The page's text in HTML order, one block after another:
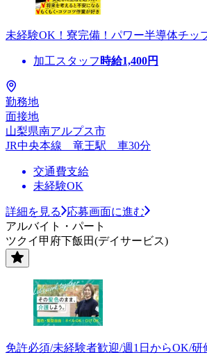
未経験OK！寮完備！パワー半導体チッ
加工スタッフ 時給1,400円
勤務地
面接地
山梨県南アルプス市
JR中央本線 竜王駅 車30分
交通費支給
未経験OK
詳細を見る
応募画面に進む
アルバイト・パート
ツクイ甲府下飯田(デイサービス)
免許必須/未経験者歓迎/週1日からOK/